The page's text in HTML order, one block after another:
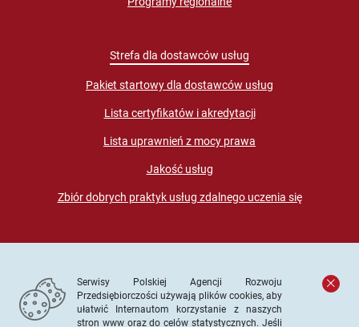
Strefa dla dostawców usług
Pakiet startowy dla dostawców usług
Lista certyfikatów i akredytacji
Lista uprawnień z mocy prawa
Jakość usług
Zbiór dobrych praktyk usług zdalnego uczenia się
Serwisy Polskiej Agencji Rozwoju
Przedsiębiorczości używają plików cookies, aby
ułatwić Internautom korzystanie z naszych
stron www oraz do celów statystycznych. Jeśli